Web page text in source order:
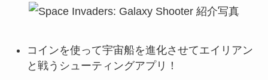
コインを使って宇宙船を進化させてエイリアン
と戦うシューティングアプリ！